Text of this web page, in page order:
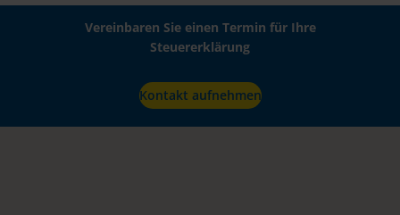
Vereinbaren Sie einen Termin für Ihre
Steuererklärung
Kontakt aufnehmen